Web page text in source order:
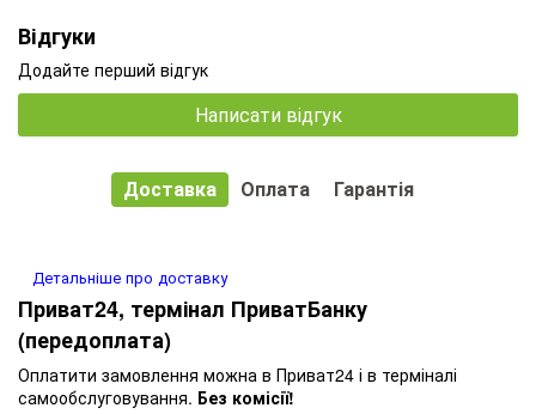
Відгуки
Додайте перший відгук
Написати відгук
Доставка Оплата Гарантія
Детальніше про доставку
Приват24, термінал ПриватБанку
(передоплата)
Оплатити замовлення можна в Приват24 і в терміналі
самообслуговування. Без комісії!